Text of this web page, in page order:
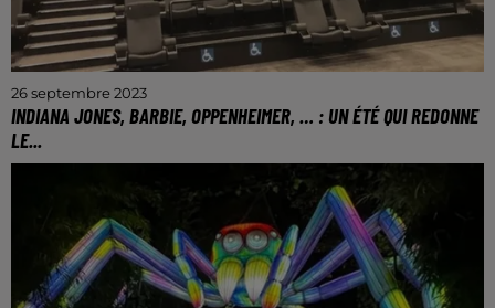
26 septembre 2023
INDIANA JONES, BARBIE, OPPENHEIMER, … : UN ÉTÉ QUI REDONNE
LE...
Des salles obscures qui ont aussi su profiter de la
météo pluvieuse du mois d’août.